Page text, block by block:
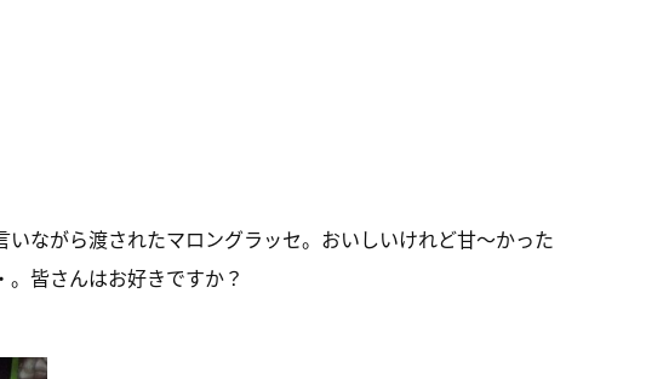
ながら渡されたマロングラッセ。おいしいけれど甘～かった
皆さんはお好きですか？